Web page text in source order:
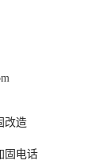
改造
固电话